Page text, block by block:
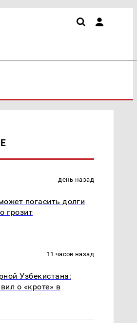
день назад
погасить долги
грозит
11 часов назад
Узбекистана:
о «кроте» в